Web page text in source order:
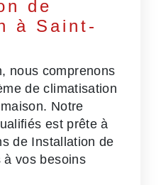
de
à Saint-
nous comprenons
de climatisation
Notre
est prête à
de Installation de
à vos besoins